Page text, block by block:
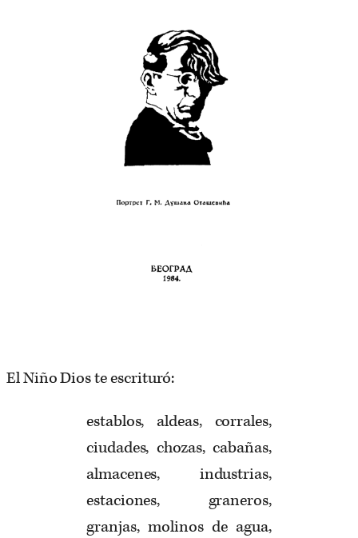
El Niño Dios te escrituró:
establos, aldeas, corrales,
ciudades, chozas, cabañas,
almacenes, industrias,
estaciones, graneros,
granjas, molinos de agua,